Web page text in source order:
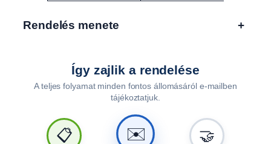
Rendelés menete +
Így zajlik a rendelése
A teljes folyamat minden fontos állomásáról e-mailben
tájékoztatjuk.
📋 ✉️ 🤝